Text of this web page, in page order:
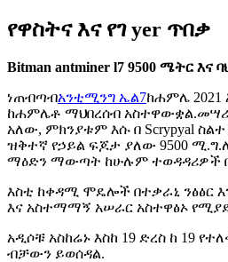
የዋስትና እና የገ yer ጥበቃ
Bitman antminer l7 9500 ሜትር እና
ነጠብጣብአንቲሚንግ ኤል7ከሐምሌ 2021
ከሐምሌቶ ማህበረሰብ አስተዋውቋል.
አለው, ምክንያቱም እሱ በ Scrypyal
ዝቅተኛ የኃይል ፍጆታ ያለው 9500 ሚ.ግ.
ማዕድን ማውጣት ከሁሉም ተወዳዳሪዎች
እስቲ ከቀዳሚ ሞዴሎች በተቃራኒ ንፅፅር
እና አስተማማኝ አሠራር አስተዋፅኦ
አዲሶቹ አስከሬኑ እስከ 19 ድረስ ከ 19
ብቻውን ይወሰዳል.